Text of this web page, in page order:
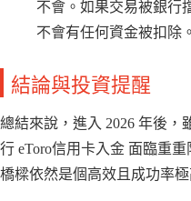
不會。如果交易被銀行
不會有任何資金被扣除。
結論與投資提醒
總結來說，進入 2026 年後，
行 eToro信用卡入金 面臨重
橋樑依然是個高效且成功率